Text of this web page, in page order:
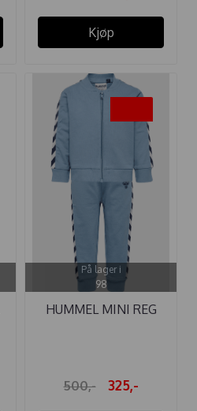
Kjøp
På lager i
98
HUMMEL MINI REG
500,- 325,-